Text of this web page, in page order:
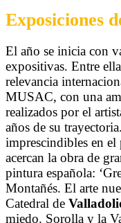
Exposiciones
El año se inicia con
expositivas. Entre
relevancia
MUSAC, con una
realizados por el
años de su
imprescindibles en el
acercan la obra de
pintura española:
Montañés. El arte
Catedral de
miedo. Sorolla y la